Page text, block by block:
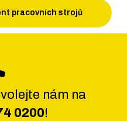
pracovních strojů
nám na
0200!